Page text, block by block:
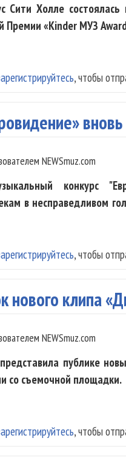
Сити Холле
Премии «Kinder МУЗ
, чтобы
NEWSmuz.com
конкурс
в несправедливом
, чтобы
нового клипа
NEWSmuz.com
публике
со съемочной площадки.
, чтобы